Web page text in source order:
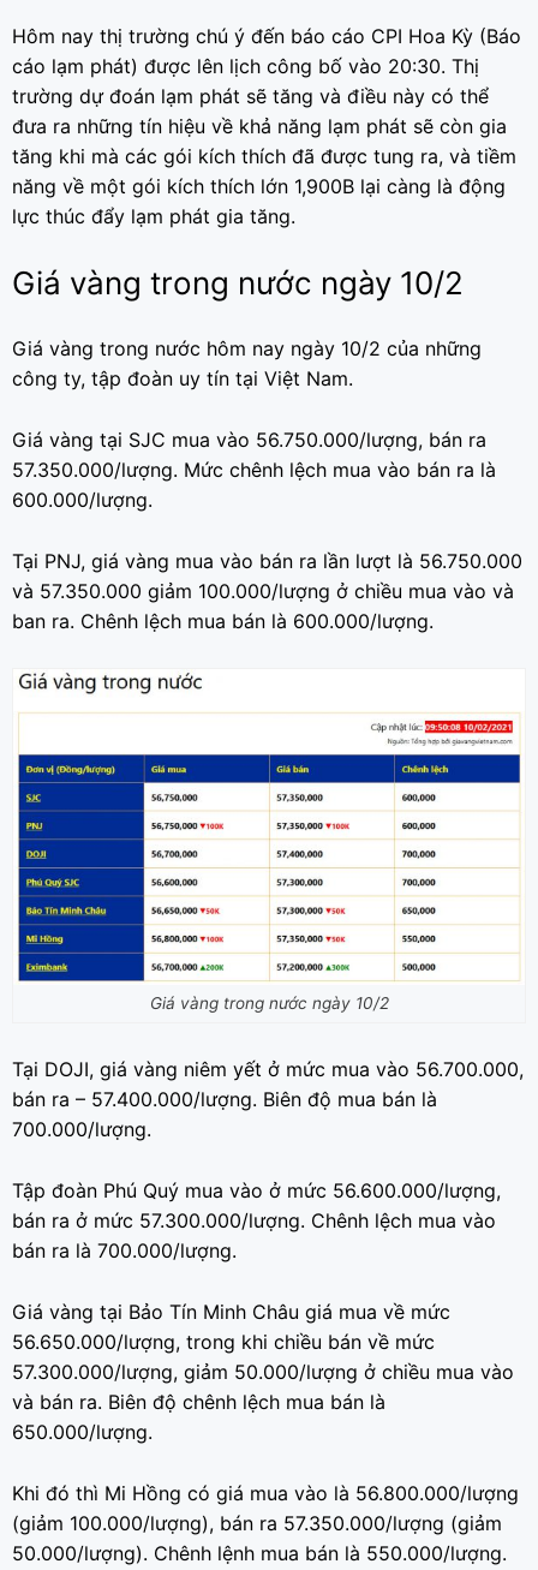
Hôm nay thị trường chú ý đến báo cáo CPI Hoa Kỳ (Báo
cáo lạm phát) được lên lịch công bố vào 20:30. Thị
trường dự đoán lạm phát sẽ tăng và điều này có thể
đưa ra những tín hiệu về khả năng lạm phát sẽ còn gia
tăng khi mà các gói kích thích đã được tung ra, và tiềm
năng về một gói kích thích lớn 1,900B lại càng là động
lực thúc đẩy lạm phát gia tăng.
Giá vàng trong nước ngày 10/2
Giá vàng trong nước hôm nay ngày 10/2 của những
công ty, tập đoàn uy tín tại Việt Nam.
Giá vàng tại SJC mua vào 56.750.000/lượng, bán ra
57.350.000/lượng. Mức chênh lệch mua vào bán ra là
600.000/lượng.
Tại PNJ, giá vàng mua vào bán ra lần lượt là 56.750.000
và 57.350.000 giảm 100.000/lượng ở chiều mua vào và
ban ra. Chênh lệch mua bán là 600.000/lượng.
Giá vàng trong nước ngày 10/2
Tại DOJI, giá vàng niêm yết ở mức mua vào 56.700.000,
bán ra – 57.400.000/lượng. Biên độ mua bán là
700.000/lượng.
Tập đoàn Phú Quý mua vào ở mức 56.600.000/lượng,
bán ra ở mức 57.300.000/lượng. Chênh lệch mua vào
bán ra là 700.000/lượng.
Giá vàng tại Bảo Tín Minh Châu giá mua về mức
56.650.000/lượng, trong khi chiều bán về mức
57.300.000/lượng, giảm 50.000/lượng ở chiều mua vào
và bán ra. Biên độ chênh lệch mua bán là
650.000/lượng.
Khi đó thì Mi Hồng có giá mua vào là 56.800.000/lượng
(giảm 100.000/lượng), bán ra 57.350.000/lượng (giảm
50.000/lượng). Chênh lệnh mua bán là 550.000/lượng.